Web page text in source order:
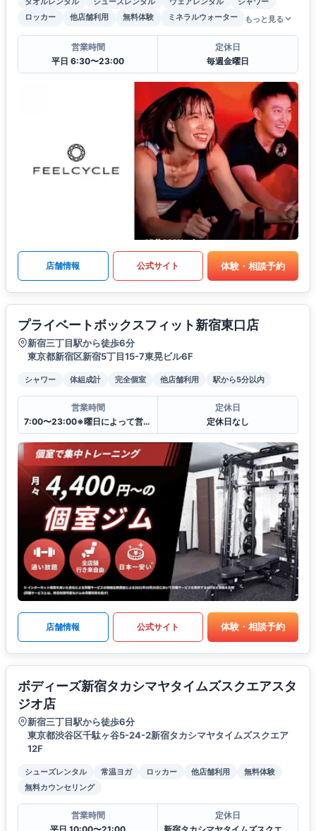
ロッカー
他店舗利用 無料体験 ミネラルウォーター もっと見る
営業時間
平日 6:30〜23:00
定休日
毎週金曜日
店舗情報 公式サイト 体験・相談予約
プライベートボックスフィット新宿東口店
新宿三丁目駅から徒歩6分
東京都新宿区新宿5丁目15-7東晃ビル6F
シャワー 体組成計 完全個室 他店舗利用 駅から5分以内
営業時間
7:00〜23:00※曜日によって営業時間が異なる場合がございます.
定休日
定休日なし
店舗情報 公式サイト 体験・相談予約
ボディーズ新宿タカシマヤタイムズスクエアスタ
ジオ店
新宿三丁目駅から徒歩6分
東京都渋谷区千駄ヶ谷5-24-2新宿タカシマヤタイムズスクエア
12F
シューズレンタル 常温ヨガ ロッカー 他店舗利用
無料体験
無料カウンセリング
営業時間
定休日